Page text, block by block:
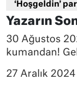
‘Hoşgeldin’
Yazarın
30 Ağustos
kumandan!
27 Aralık 2024